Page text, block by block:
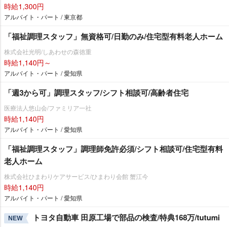
時給1,300円
アルバイト・パート / 東京都
「福祉調理スタッフ」無資格可/日勤のみ/住宅型有料老人ホーム
株式会社光明/しあわせの森徳重
時給1,140円～
アルバイト・パート / 愛知県
「週3から可」調理スタッフ/シフト相談可/高齢者住宅
医療法人悠山会/ファミリア一社
時給1,140円
アルバイト・パート / 愛知県
「福祉調理スタッフ」調理師免許必須/シフト相談可/住宅型有料
老人ホーム
株式会社ひまわりケアサービス/ひまわり会館 蟹江今
時給1,140円
アルバイト・パート / 愛知県
NEW トヨタ自動車 田原工場で部品の検査/特典168万/tutumi